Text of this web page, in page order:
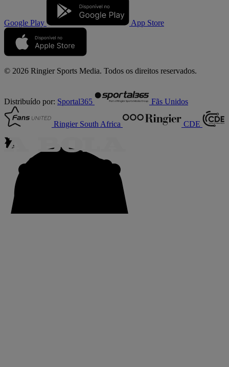
Google Play App Store
© 2026 Ringier Sports Media. Todos os direitos reservados.
Distribuído por: Sportal365 Fãs Unidos
Ringier South Africa CDE